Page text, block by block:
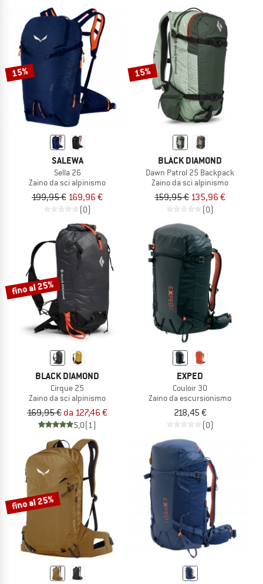
15%
SALEWA
Sella 26
Zaino da sci alpinismo
199,95 € 169,96 €
(0)
15%
BLACK DIAMOND
Dawn Patrol 25 Backpack
Zaino da sci alpinismo
159,95 € 135,96 €
(0)
fino al 25%
BLACK DIAMOND
Cirque 25
Zaino da sci alpinismo
169,95 € da 127,46 €
5,0(1)
EXPED
Couloir 30
Zaino da escursionismo
218,45 €
(0)
fino al 25%